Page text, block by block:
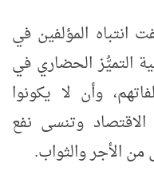
انتباه المؤلفين في
التميُّز الحضاري في
وأن لا يكونوا
وتنسى نفع
من الأجر والثواب.